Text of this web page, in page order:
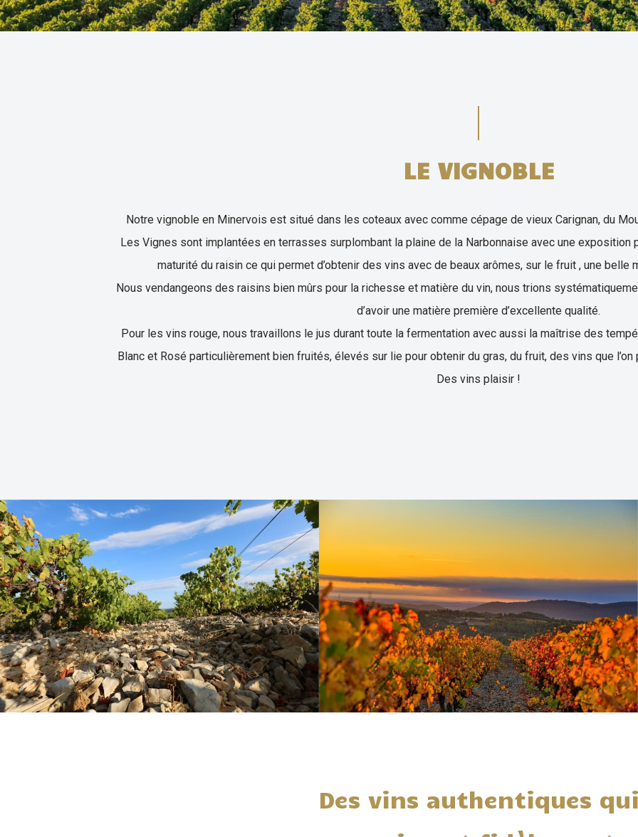
LE VIGNOBLE
Notre vignoble en Minervois est situé dans les coteaux avec comme cépage de vieux Carignan, du
Les Vignes sont implantées en terrasses surplombant la plaine de la Narbonnaise avec une exposition
maturité du raisin ce qui permet d’obtenir des vins avec de beaux arômes, sur le fruit , une belle
Nous vendangeons des raisins bien mûrs pour la richesse et matière du vin, nous trions
d’avoir une matière première d’excellente qualité.
Pour les vins rouge, nous travaillons le jus durant toute la fermentation avec aussi la maîtrise des
Blanc et Rosé particulièrement bien fruités, élevés sur lie pour obtenir du gras, du fruit, des vins que
Des vins plaisir !
Des vins authentiques